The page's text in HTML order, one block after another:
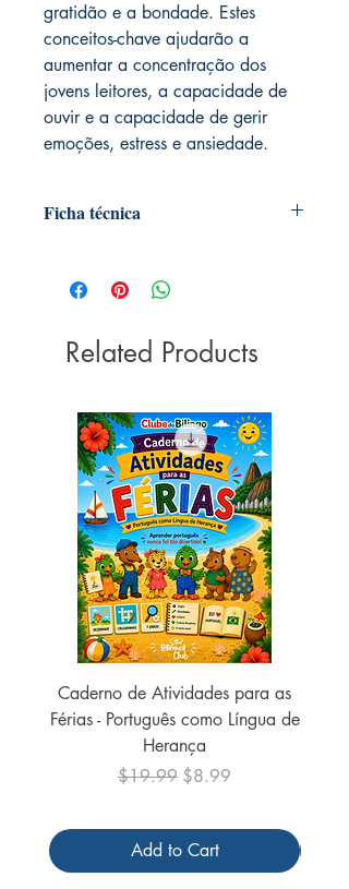
gratidão e a bondade. Estes
conceitos-chave ajudarão a
aumentar a concentração dos
jovens leitores, a capacidade de
ouvir e a capacidade de gerir
emoções, estress e ansiedade.
Ficha técnica
Tradução: Silvana Salerno
Medidas: 23.5 x 23,5
Acabamento: capa dura
Ano: 2016
Páginas: 36
Related Products
Caderno de Atividades para as
Férias - Português como Língua de
Herança
Regular Price
$19.99 Sale Price
$8.99
Add to Cart